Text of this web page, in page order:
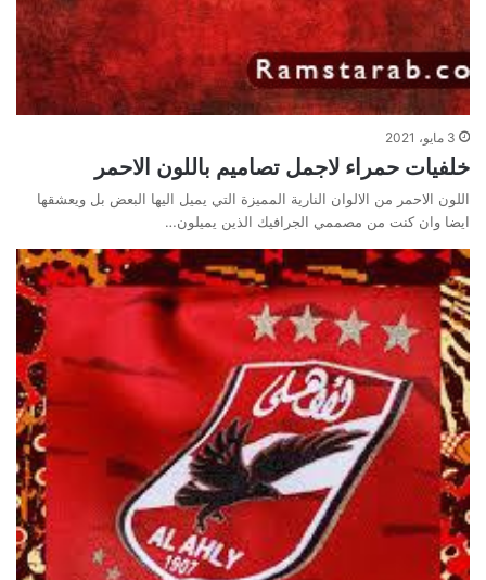
3 مايو، 2021
خلفيات حمراء لاجمل تصاميم باللون الاحمر
اللون الاحمر من الالوان النارية المميزة التي يميل اليها البعض بل ويعشقها
ايضا وان كنت من مصممي الجرافيك الذين يميلون…